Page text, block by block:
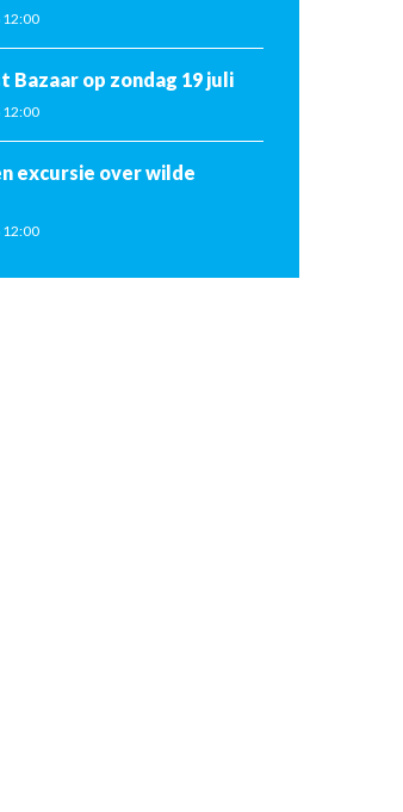
12:00
Bazaar op zondag 19 juli
12:00
over wilde
12:00